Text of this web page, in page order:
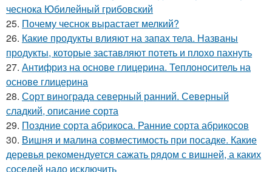
чеснока Юбилейный грибовский
25. Почему чеснок вырастает мелкий?
26. Какие продукты влияют на запах тела. Названы
продукты, которые заставляют потеть и плохо пахнуть
27. Антифриз на основе глицерина. Теплоноситель на
основе глицерина
28. Сорт винограда северный ранний. Северный
сладкий, описание сорта
29. Поздние сорта абрикоса. Ранние сорта абрикосов
30. Вишня и малина совместимость при посадке. Какие
деревья рекомендуется сажать рядом с вишней, а каких
соседей надо исключить